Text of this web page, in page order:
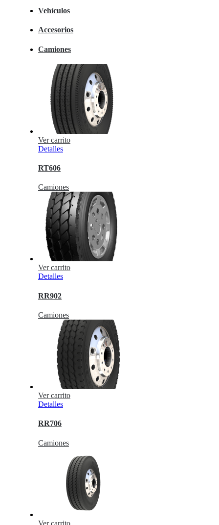
Vehículos
Accesorios
Camiones
Ver carrito
Detalles
RT606
Camiones
Ver carrito
Detalles
RR902
Camiones
Ver carrito
Detalles
RR706
Camiones
Ver carrito